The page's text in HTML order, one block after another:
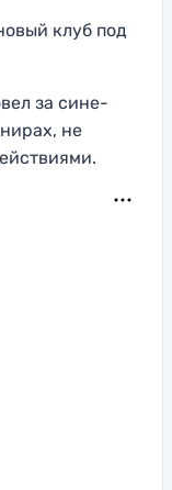
клуб под
за сине-
не